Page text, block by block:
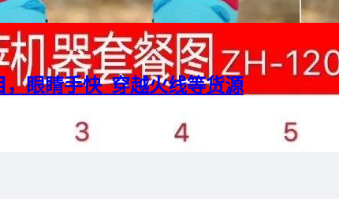
眼睛手快_穿越火线等货源